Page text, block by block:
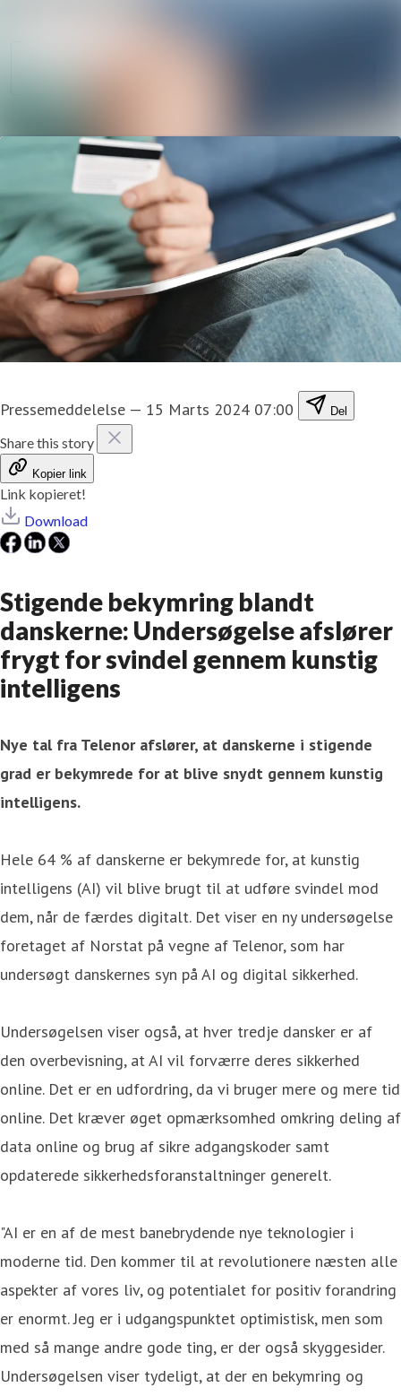
Pressemeddelelse — 15 Marts 2024 07:00 Del
Share this story
Kopier link
Link kopieret!
Download
Stigende bekymring blandt
danskerne: Undersøgelse afslører
frygt for svindel gennem kunstig
intelligens
Nye tal fra Telenor afslører, at danskerne i stigende
grad er bekymrede for at blive snydt gennem kunstig
intelligens.
Hele 64 % af danskerne er bekymrede for, at kunstig
intelligens (AI) vil blive brugt til at udføre svindel mod
dem, når de færdes digitalt. Det viser en ny undersøgelse
foretaget af Norstat på vegne af Telenor, som har
undersøgt danskernes syn på AI og digital sikkerhed.
Undersøgelsen viser også, at hver tredje dansker er af
den overbevisning, at AI vil forværre deres sikkerhed
online. Det er en udfordring, da vi bruger mere og mere tid
online. Det kræver øget opmærksomhed omkring deling af
data online og brug af sikre adgangskoder samt
opdaterede sikkerhedsforanstaltninger generelt.
"AI er en af de mest banebrydende nye teknologier i
moderne tid. Den kommer til at revolutionere næsten alle
aspekter af vores liv, og potentialet for positiv forandring
er enormt. Jeg er i udgangspunktet optimistisk, men som
med så mange andre gode ting, er der også skyggesider.
Undersøgelsen viser tydeligt, at der en bekymring og